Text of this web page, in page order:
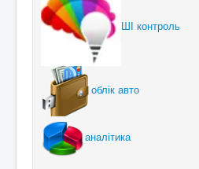
ШІ контроль
облік авто
аналітика